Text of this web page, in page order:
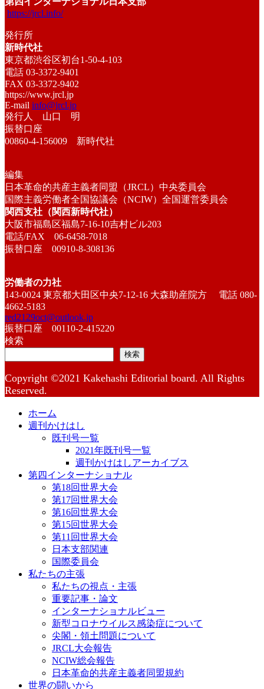
https://jrcl.info/
発行所
新時代社
東京都渋谷区初台1-50-4-103
電話 03-3372-9401
FAX 03-3372-9402
https://www.jrcl.jp
E-mail info@jrcl.jp
発行人 山口 明
振替口座
00860-4-156009 新時代社
編集
日本革命的共産主義者同盟（JRCL）中央委員会
国際主義労働者全国協議会（NCIW）全国運営委員会
関西支社（関西新時代社）
大阪市福島区福島7-16-10吉村ビル203
電話/FAX 06-6458-7018
振替口座 00910-8-308136
労働者の力社
143-0024 東京都大田区中央7-12-16 大森助産院方 電話 080-
4662-5183
red2129oct@outlook.jp
振替口座 00110-2-415220
検索
検索
Copyright ©2021 Kakehashi Editorial board. All Rights
Reserved.
ホーム
週刊かけはし
既刊号一覧
2021年既刊号一覧
週刊かけはしアーカイブス
第四インターナショナル
第18回世界大会
第17回世界大会
第16回世界大会
第15回世界大会
第11回世界大会
日本支部関連
国際委員会
私たちの主張
私たちの視点・主張
重要記事・論文
インターナショナルビュー
新型コロナウイルス感染症について
尖閣・領土問題について
JRCL大会報告
NCIW総会報告
日本革命的共産主義者同盟規約
世界の闘いから